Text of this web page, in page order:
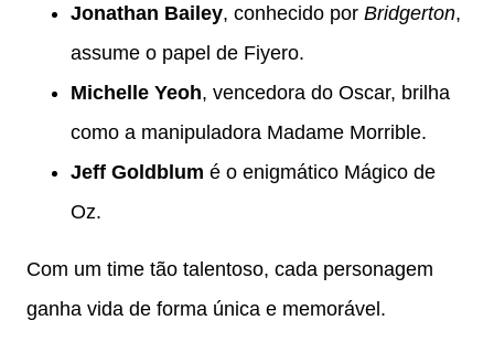
Jonathan Bailey, conhecido por Bridgerton,
assume o papel de Fiyero.
Michelle Yeoh, vencedora do Oscar, brilha
como a manipuladora Madame Morrible.
Jeff Goldblum é o enigmático Mágico de
Oz.
Com um time tão talentoso, cada personagem
ganha vida de forma única e memorável.